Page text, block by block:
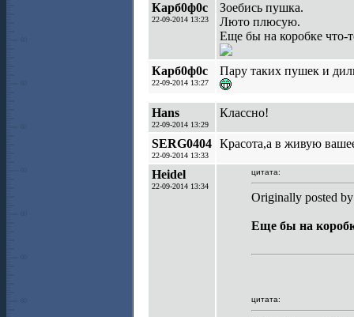
Карб0ф0с
22-09-2014 13:23
Зоебись пушка.
Люто плюсую.
Еще бы на коробке что-
Карб0ф0с
22-09-2014 13:27
Пару таких пушек и
Hans
22-09-2014 13:29
Классно!
SERG0404
22-09-2014 13:33
Красота,а в живую
Heidel
22-09-2014 13:34
цитата:
Originally posted
Еще бы на
цитата: